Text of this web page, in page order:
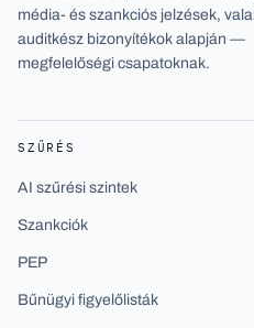
média- és szankciós jelzések,
auditkész bizonyítékok alapján —
megfelelőségi csapatoknak.
SZŰRÉS
AI szűrési szintek
Szankciók
PEP
Bűnügyi figyelőlisták